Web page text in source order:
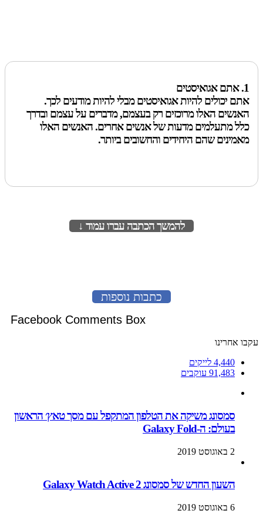
1. אתם אגואיסטים
אתם יכולים להיות אגואיסטים מבלי להיות מודעים לכך.
האנשים האלו מרוכזים רק בעצמם, מדברים על עצמם ובדרך
כלל מתעלמים מדעות של אנשים אחרים. האנשים האלו
מאמינים שהם היחידים והחשובים ביותר.
להמשך הכתבה עברו עמוד ↓
כתבות נוספות
Facebook Comments Box
עקבו אחרינו
4,440 לייקים
91,483 עוקבים
סמסונג משיקה את הטלפון המתקפל עם מסך טאץ׳ הראשון
בעולם: ה-Galaxy Fold
2 באוגוסט 2019
השעון החדש של סמסונג Galaxy Watch Active 2
6 באוגוסט 2019